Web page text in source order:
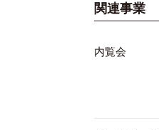
関連事業
内覧会